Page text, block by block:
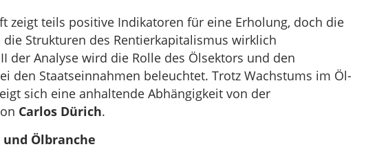
zeigt teils positive Indikatoren für eine Erholung, doch die
die Strukturen des Rentierkapitalismus wirklich
der Analyse wird die Rolle des Ölsektors und den
den Staatseinnahmen beleuchtet. Trotz Wachstums im Öl-
sich eine anhaltende Abhängigkeit von der
Carlos Dürich.
Ölbranche